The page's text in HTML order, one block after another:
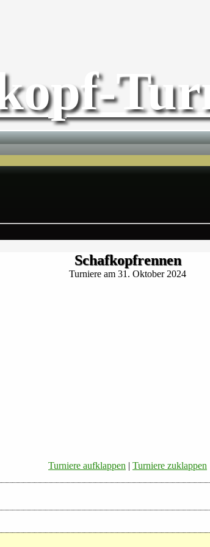
Schafkopfrennen
Turniere am 31. Oktober 2024
Turniere aufklappen | Turniere zuklappen